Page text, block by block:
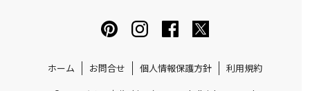
ホーム お問合せ 個人情報保護方針 利用規約